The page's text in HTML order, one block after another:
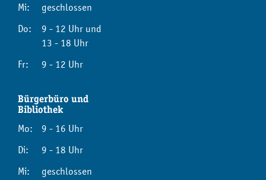
Mi:
geschlossen
Do:
9 - 12 Uhr und
13 - 18 Uhr
Fr:
9 - 12 Uhr
Bürgerbüro und
Bibliothek
Mo:
9 - 16 Uhr
Di:
9 - 18 Uhr
Mi:
geschlossen